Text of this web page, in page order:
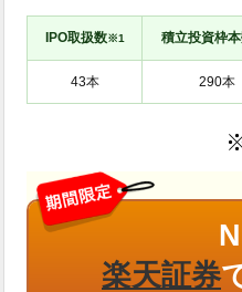
IPO取扱数※1 積立投資枠
楽天証券